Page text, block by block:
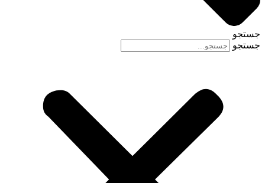
جستجو
جستجو